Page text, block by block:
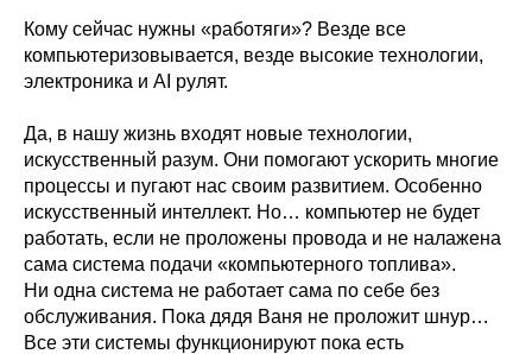
Кому сейчас нужны «работяги»? Везде все
компьютеризовывается, везде высокие технологии,
электроника и AI рулят.
Да, в нашу жизнь входят новые технологии,
искусственный разум. Они помогают ускорить многие
процессы и пугают нас своим развитием. Особенно
искусственный интеллект. Но… компьютер не будет
работать, если не проложены провода и не налажена
сама система подачи «компьютерного топлива».
Ни одна система не работает сама по себе без
обслуживания. Пока дядя Ваня не проложит шнур…
Все эти системы функционируют пока есть